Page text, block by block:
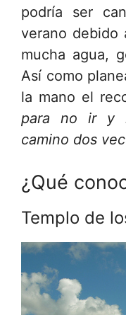
podría ser
verano debido
mucha agua,
Así como
la mano el
para no ir y
camino dos
¿Qué
Templo de